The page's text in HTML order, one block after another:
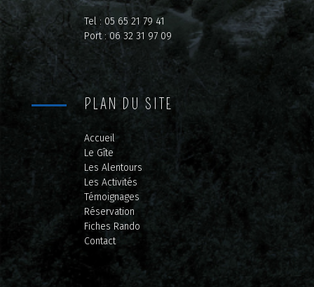
Tel : 05 65 21 79 41
Port : 06 32 31 97 09
PLAN DU SITE
Accueil
Le Gîte
Les Alentours
Les Activités
Témoignages
Réservation
Fiches Rando
Contact